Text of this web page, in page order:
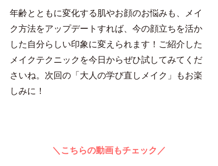
年齢とともに変化する肌やお顔のお悩みも、メイ
ク方法をアップデートすれば、今の顔立ちを活か
した自分らしい印象に変えられます！ご紹介した
メイクテクニックを今日からぜひ試してみてくだ
さいね。次回の「大人の学び直しメイク」もお楽
しみに！
＼こちらの動画もチェック／